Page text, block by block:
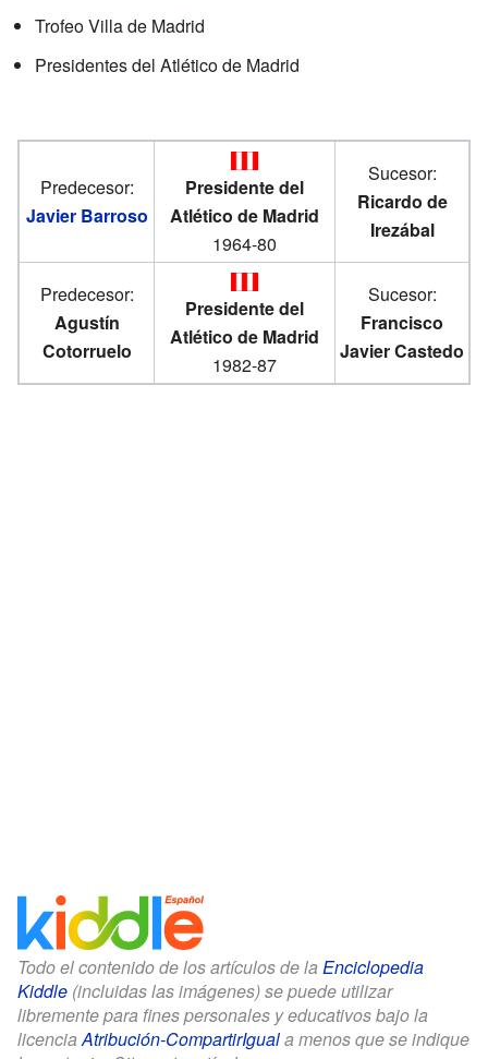
Trofeo Villa de Madrid
Presidentes del Atlético de Madrid
Predecesor:
Javier Barroso
Presidente del
Atlético de Madrid
1964-80
Sucesor:
Ricardo de
Irezábal
Predecesor:
Agustín
Cotorruelo
Presidente del
Atlético de Madrid
1982-87
Sucesor:
Francisco
Javier Castedo
Todo el contenido de los artículos de la Enciclopedia
Kiddle (incluidas las imágenes) se puede utilizar
libremente para fines personales y educativos bajo la
licenciaAtribución-CompartirIguala menos que se indique